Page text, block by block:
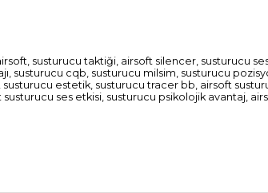
susturucu taktiği, airsoft silencer, susturucu
susturucu cqb, susturucu milsim, susturucu
estetik, susturucu tracer bb, airsoft
ses etkisi, susturucu psikolojik avantaj,